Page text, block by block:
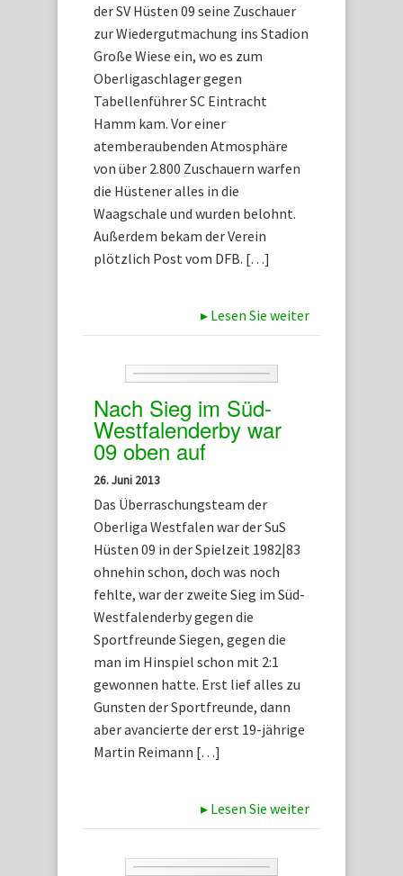
der SV Hüsten 09 seine Zuschauer
zur Wiedergutmachung ins Stadion
Große Wiese ein, wo es zum
Oberligaschlager gegen
Tabellenführer SC Eintracht
Hamm kam. Vor einer
atemberaubenden Atmosphäre
von über 2.800 Zuschauern warfen
die Hüstener alles in die
Waagschale und wurden belohnt.
Außerdem bekam der Verein
plötzlich Post vom DFB. […]
▸ Lesen Sie weiter
Nach Sieg im Süd-
Westfalenderby war
09 oben auf
26. Juni 2013
Das Überraschungsteam der
Oberliga Westfalen war der SuS
Hüsten 09 in der Spielzeit 1982|83
ohnehin schon, doch was noch
fehlte, war der zweite Sieg im Süd-
Westfalenderby gegen die
Sportfreunde Siegen, gegen die
man im Hinspiel schon mit 2:1
gewonnen hatte. Erst lief alles zu
Gunsten der Sportfreunde, dann
aber avancierte der erst 19-jährige
Martin Reimann […]
▸ Lesen Sie weiter